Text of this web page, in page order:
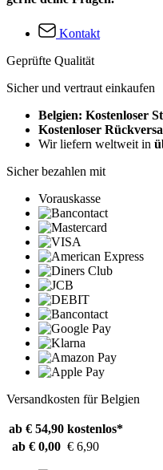
Kontakt
Geprüfte Qualität
Sicher und vertraut einkaufen
Belgien: Kostenloser
Kostenloser
Wir liefern weltweit in
Sicher bezahlen mit
Vorauskasse
Versandkosten für Belgien
ab € 54,90 kostenlos*
ab € 0,00 € 6,90